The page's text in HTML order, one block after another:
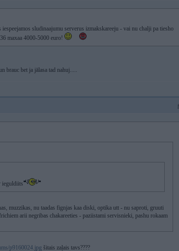
iespeejamos sludinaajumu serverus izmakskareeju - vai nu chalji pa tiesho
maxaa 4000-5000 euro!
brauc bet ja jālasa tad nahuj.....
ieguldiits
muzzikas, nu taadas fignjas kaa diski, optika utt - nu saproti, gruuti
arii negribas chakareeties - paziistami servisnieki, pashu rokaam
p9160024.jpg šitais zaļais tavs????